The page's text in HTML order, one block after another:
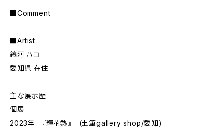
■Comment
■Artist
縞河 ハコ
愛知県 在住
主な展示歴
個展
2023年 『輝花熱』 (土筆gallery shop/愛知)